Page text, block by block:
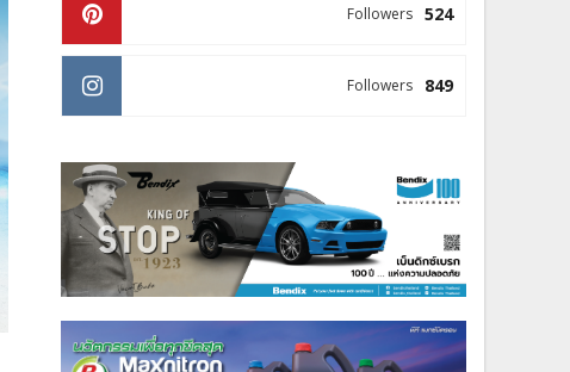
524
Followers
849
Followers